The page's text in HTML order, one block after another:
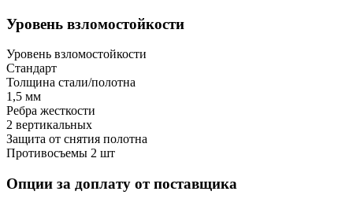
Уровень взломостойкости
Уровень взломостойкости
Стандарт
Толщина стали/полотна
1,5 мм
Ребра жесткости
2 вертикальных
Защита от снятия полотна
Противосъемы 2 шт
Опции за доплату от поставщика